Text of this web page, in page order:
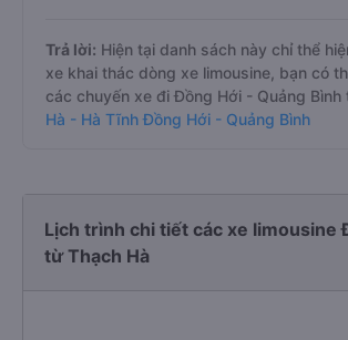
Trả lời: Hiện tại danh sách này chỉ thể
xe khai thác dòng xe limousine, bạn có
các chuyến xe đi Đồng Hới - Quảng Bình
Hà - Hà Tĩnh Đồng Hới - Quảng Bình
Lịch trình chi tiết các xe limousine
từ Thạch Hà